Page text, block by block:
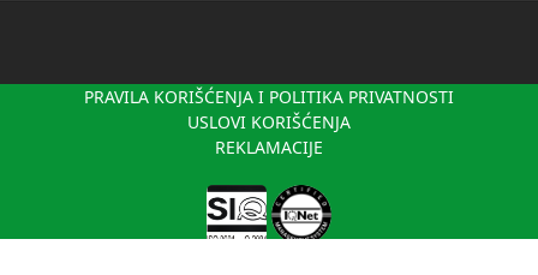
PRAVILA KORIŠĆENJA I POLITIKA PRIVATNOSTI
USLOVI KORIŠĆENJA
REKLAMACIJE